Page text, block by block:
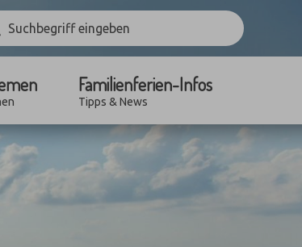
Suchen
Familienferien-Infos
Tipps & News